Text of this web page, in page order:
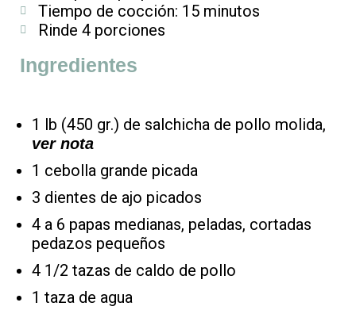
Tiempo de cocción: 15 minutos
Rinde 4 porciones
Ingredientes
1 lb (450 gr.) de salchicha de pollo molida,
ver nota
1 cebolla grande picada
3 dientes de ajo picados
4 a 6 papas medianas, peladas, cortadas
pedazos pequeños
4 1/2 tazas de caldo de pollo
1 taza de agua